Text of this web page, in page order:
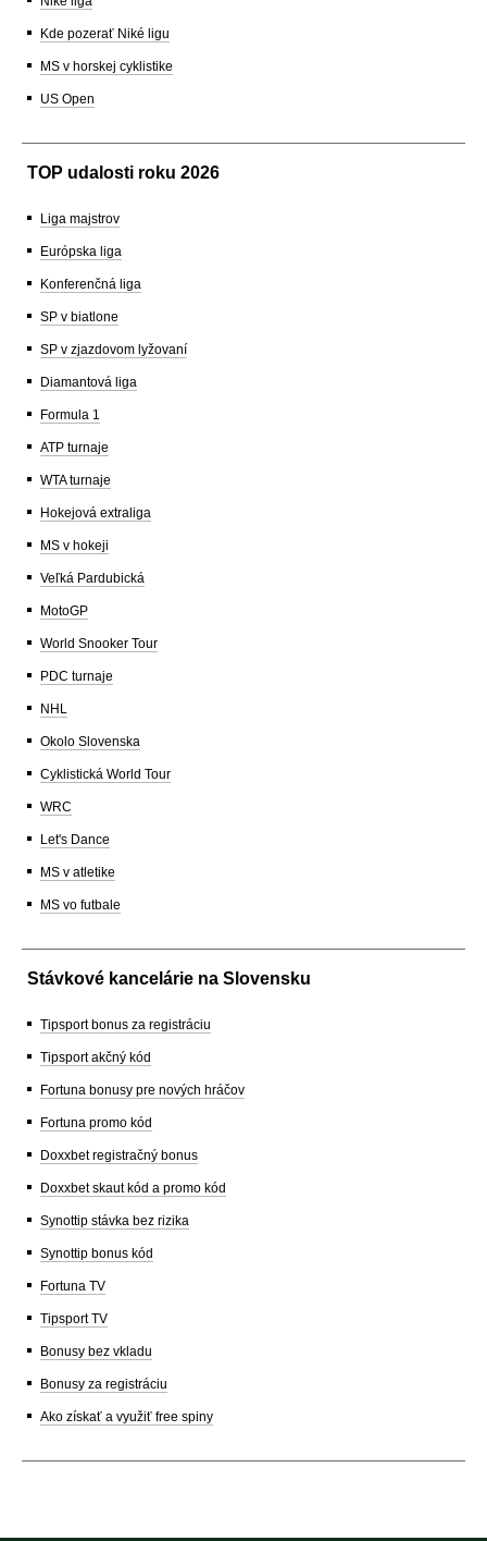
Kde pozerať Niké ligu
MS v horskej cyklistike
US Open
TOP udalosti roku 2026
Liga majstrov
Európska liga
Konferenčná liga
SP v biatlone
SP v zjazdovom lyžovaní
Diamantová liga
Formula 1
ATP turnaje
WTA turnaje
Hokejová extraliga
MS v hokeji
Veľká Pardubická
MotoGP
World Snooker Tour
PDC turnaje
NHL
Okolo Slovenska
Cyklistická World Tour
WRC
Let's Dance
MS v atletike
MS vo futbale
Stávkové kancelárie na Slovensku
Tipsport bonus za registráciu
Tipsport akčný kód
Fortuna bonusy pre nových hráčov
Fortuna promo kód
Doxxbet registračný bonus
Doxxbet skaut kód a promo kód
Synottip stávka bez rizika
Synottip bonus kód
Fortuna TV
Tipsport TV
Bonusy bez vkladu
Bonusy za registráciu
Ako získať a využiť free spiny